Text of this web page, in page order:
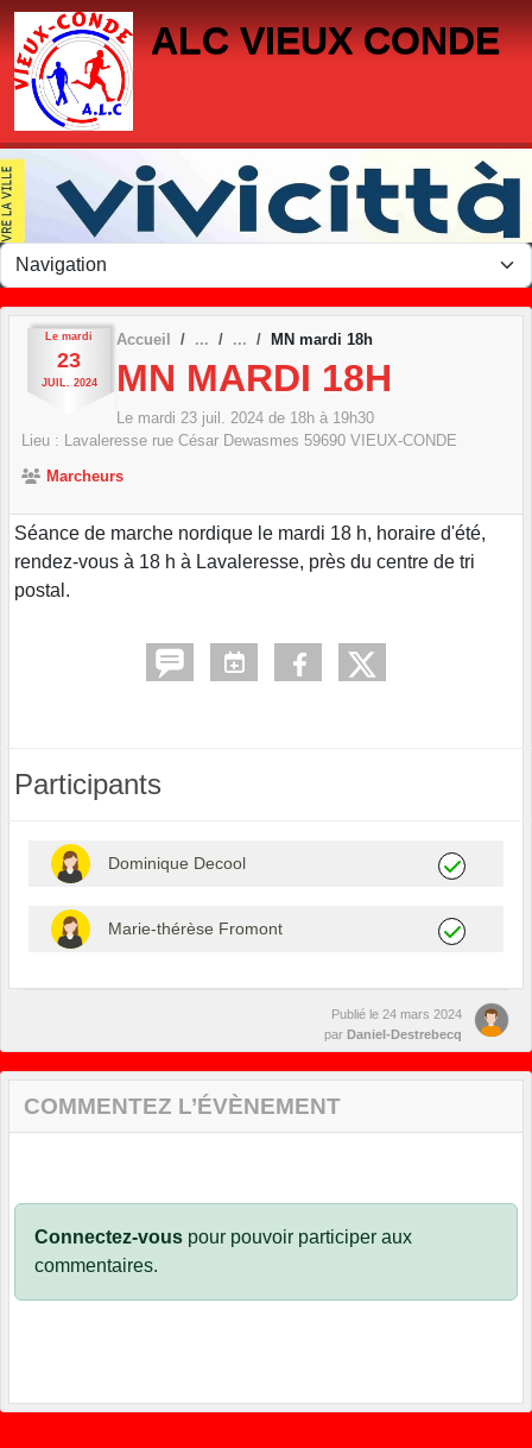
ALC VIEUX CONDE
Le mardi
23
JUIL. 2024
Accueil MN mardi 18h
MN MARDI 18H
Le mardi 23 juil. 2024 de 18h à 19h30
Lieu : Lavaleresse rue César Dewasmes 59690 VIEUX-CONDE
Marcheurs
Séance de marche nordique le mardi 18 h, horaire d'été,
rendez-vous à 18 h à Lavaleresse, près du centre de tri
postal.
Participants
Dominique Decool
Marie-thérèse Fromont
Publié le 24 mars 2024
par Daniel-Destrebecq
COMMENTEZ L’ÉVÈNEMENT
Connectez-vous pour pouvoir participer aux
commentaires.
Panneau de gestion des cookies